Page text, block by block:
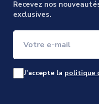
Recevez nos
exclusives.
J’accepte la politique